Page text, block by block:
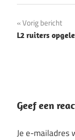
Bericht
navigatie
Vorig bericht
L2 ruiters
Geef een
Je e-mailadres